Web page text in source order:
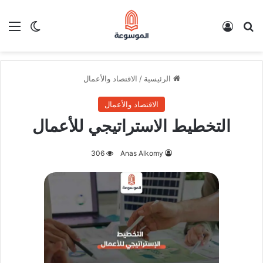
الوضع بحث عن
الرئيسية / الاقتصاد والأعمال
الاقتصاد والأعمال
التخطيط الاستراتيجي للأعمال
Anas Alkomy
306